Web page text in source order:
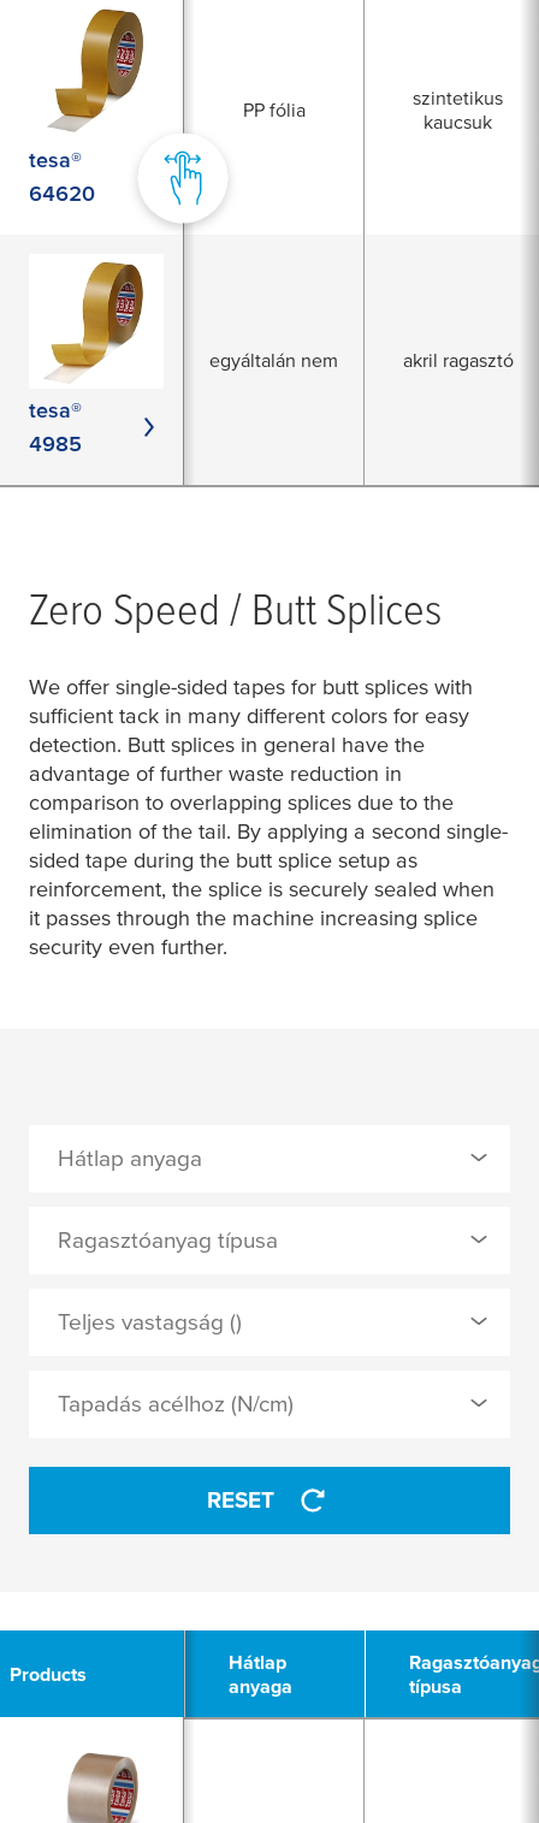
tesa®
64620
PP fólia
szintetikus
kaucsuk
tesa®
4985
egyáltalán nem akril ragasztó
Zero Speed / Butt Splices
We offer single-sided tapes for butt splices with
sufficient tack in many different colors for easy
detection. Butt splices in general have the
advantage of further waste reduction in
comparison to overlapping splices due to the
elimination of the tail. By applying a second single-
sided tape during the butt splice setup as
reinforcement, the splice is securely sealed when
it passes through the machine increasing splice
security even further.
Hátlap anyaga
0 Selected
PVC fólia
APPLY
Ragasztóanyag típusa
0 Selected
természetes gumi
APPLY
Teljes vastagság ()
Tapadás acélhoz (N/cm)
RESET
Products
Hátlap
anyaga
típusa
Products
Hátlap
anyaga
típusa